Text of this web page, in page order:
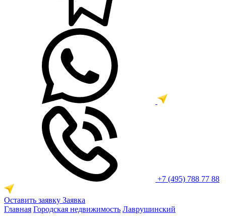
+7 (495) 788 77 88
Оставить заявку Заявка
Главная Городская недвижимость Лаврушинский